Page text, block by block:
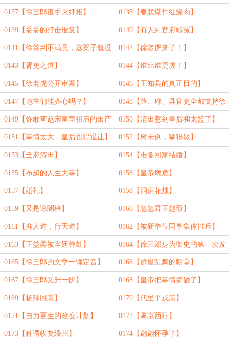
0137【徐三郎覆手灭奸相】 0138【春联爆竹红烧肉】
0139【妥妥的打击报复】 0140【有人到官府喊冤】
0141【徐签判不满意，这案子就没
完】
0142【徐老虎来了！】
0143【胥吏之道】 0144【谁比谁更虎！】
0145【徐老虎公开审案】 0146【王知县的真正目的】
0147【地主们能齐心吗？】 0148【路、府、县官吏全都支持徐
老虎】
0149【你敢查赵宋皇室祖庙的田产
吗？】
0150【清田惹到皇后和太监了】
0151【事情太大，皇后也得退让】 0152【树未倒，猢狲散】
0153【全府清田】 0154【准备回家结婚】
0155【布超的人生大事】 0156【皇帝病危】
0157【婚礼】 0158【洞房花烛】
0159【又是谅闇榜】 0160【急急君王赵顼】
0161【抑人道，行天道】 0162【被新单位同事集体排斥】
0163【王益柔被当廷弹劾】 0164【徐三郎身为御史的第一次发
言】
0165【徐三郎的文章一锤定音】 0166【群魔乱舞的朝堂】
0167【徐三郎又升一阶】 0168【皇帝把事情搞砸了】
0169【杨殊回京】 0170【代呈平戎策】
0171【自力更生的改变计划】 0172【离京西行】
0173【种谔收复绥州】 0174【翩翩怀孕了】